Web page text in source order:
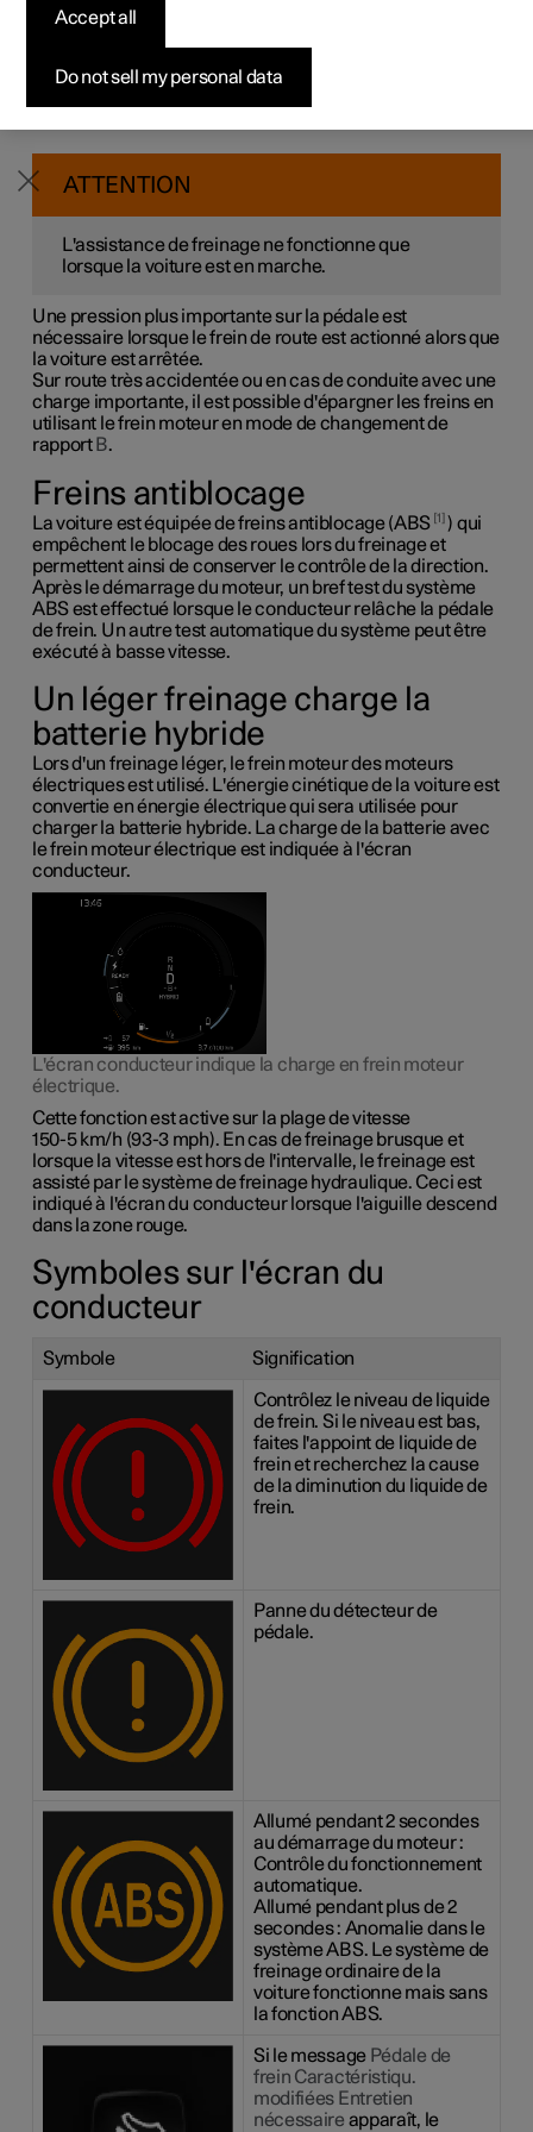
Configurer
Pre-owned Polestar 2
Configurer
Pre-owned Polestar 3
Venez la découvrir
Demander votre offre
Offres pour professionnels
Configurer
Pre-owned Polestar 3
Pre-owned Polestar 4
Méthodes de financement
Avantages en nature
News
S'abonner à la newsletter
s'enfonce plus. Une pression plus forte sur la pédale est
ATTENTION
L'assistance de freinage ne fonctionne que
lorsque la voiture est en marche.
Une pression plus importante sur la pédale est
nécessaire lorsque le frein de route est actionné alors que
la voiture est arrêtée.
Sur route très accidentée ou en cas de conduite avec une
charge importante, il est possible d'épargner les freins en
utilisant le frein moteur en mode de changement de
rapport B.
Freins antiblocage
La voiture est équipée de freins antiblocage (ABS 1 ) qui
empêchent le blocage des roues lors du freinage et
permettent ainsi de conserver le contrôle de la direction.
Après le démarrage du moteur, un bref test du système
ABS est effectué lorsque le conducteur relâche la pédale
de frein. Un autre test automatique du système peut être
exécuté à basse vitesse.
Un léger freinage charge la
batterie hybride
Lors d'un freinage léger, le frein moteur des moteurs
électriques est utilisé. L'énergie cinétique de la voiture est
convertie en énergie électrique qui sera utilisée pour
charger la batterie hybride. La charge de la batterie avec
le frein moteur électrique est indiquée à l'écran
conducteur.
L'écran conducteur indique la charge en frein moteur
électrique.
Cette fonction est active sur la plage de vitesse
150-5 km/h (93-3 mph). En cas de freinage brusque et
lorsque la vitesse est hors de l'intervalle, le freinage est
assisté par le système de freinage hydraulique. Ceci est
indiqué à l'écran du conducteur lorsque l'aiguille descend
dans la zone rouge.
Symboles sur l'écran du
conducteur
Symbole Signification
Contrôlez le niveau de liquide
de frein. Si le niveau est bas,
faites l'appoint de liquide de
frein et recherchez la cause
de la diminution du liquide de
frein.
Panne du détecteur de
pédale.
Allumé pendant 2 secondes
au démarrage du moteur :
Contrôle du fonctionnement
automatique.
Allumé pendant plus de 2
secondes : Anomalie dans le
système ABS. Le système de
freinage ordinaire de la
voiture fonctionne mais sans
la fonction ABS.
Si le message Pédale de
frein Caractéristiqu.
modifiées Entretien
nécessaire apparaît, le
Do not sell my personal data
Accept all